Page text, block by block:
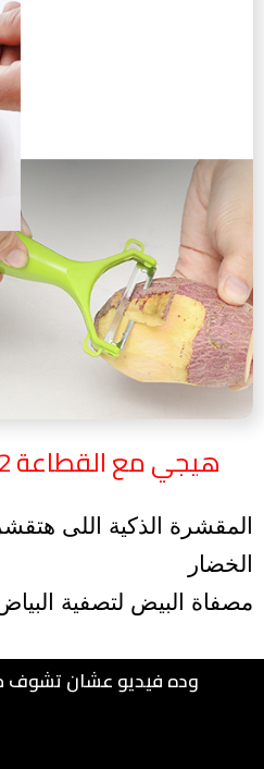
هيجي مع القطاعة 2 هدية مميزة جداً
المقشرة الذكية اللى
الخضار
مصفاة البيض لتصفية
وده فيديو عشان تشوف